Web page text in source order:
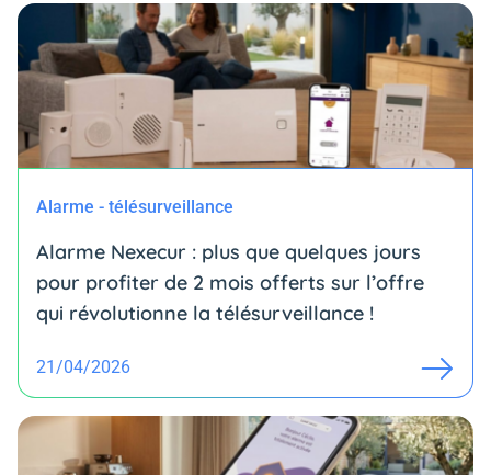
Alarme - télésurveillance
Alarme Nexecur : plus que quelques jours
pour profiter de 2 mois offerts sur l’offre
qui révolutionne la télésurveillance !
21/04/2026